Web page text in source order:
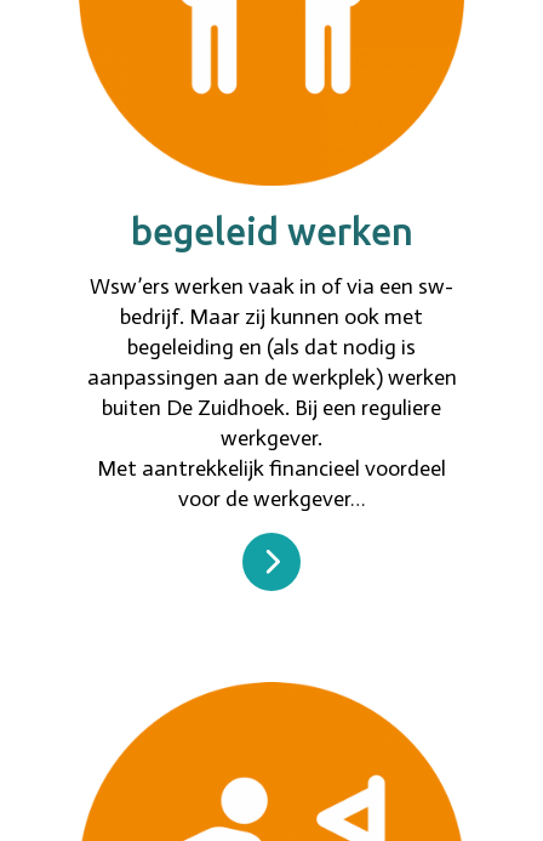
begeleid werken
Wsw’ers werken vaak in of via een sw-
bedrijf. Maar zij kunnen ook met
begeleiding en (als dat nodig is
aanpassingen aan de werkplek) werken
buiten De Zuidhoek. Bij een reguliere
werkgever.
Met aantrekkelijk financieel voordeel
voor de werkgever…